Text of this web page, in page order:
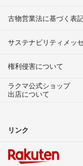
古物営業法に基づく表
サステナビリティメッ
権利侵害について
ラクマ公式ショップ
出店について
リンク